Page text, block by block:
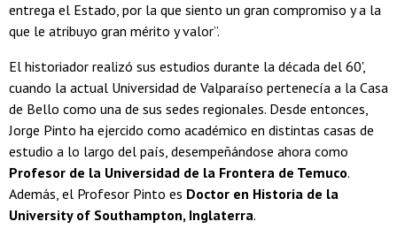
entrega el Estado, por la que siento un gran compromiso y a la
que le atribuyo gran mérito y valor”.
El historiador realizó sus estudios durante la década del 60',
cuando la actual Universidad de Valparaíso pertenecía a la Casa
de Bello como una de sus sedes regionales. Desde entonces,
Jorge Pinto ha ejercido como académico en distintas casas de
estudio a lo largo del país, desempeñándose ahora como
Profesor de la Universidad de la Frontera de Temuco.
Además, el Profesor Pinto es Doctor en Historia de la
University of Southampton, Inglaterra.